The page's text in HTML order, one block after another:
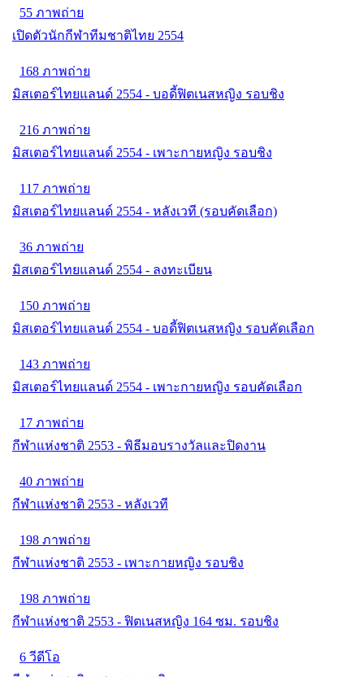
55 ภาพถ่าย
เปิดตัวนักกีฬาทีมชาติไทย 2554
168 ภาพถ่าย
มิสเตอร์ไทยแลนด์ 2554 - บอดี้ฟิตเนสหญิง รอบชิง
216 ภาพถ่าย
มิสเตอร์ไทยแลนด์ 2554 - เพาะกายหญิง รอบชิง
117 ภาพถ่าย
มิสเตอร์ไทยแลนด์ 2554 - หลังเวที (รอบคัดเลือก)
36 ภาพถ่าย
มิสเตอร์ไทยแลนด์ 2554 - ลงทะเบียน
150 ภาพถ่าย
มิสเตอร์ไทยแลนด์ 2554 - บอดี้ฟิตเนสหญิง รอบคัดเลือก
143 ภาพถ่าย
มิสเตอร์ไทยแลนด์ 2554 - เพาะกายหญิง รอบคัดเลือก
17 ภาพถ่าย
กีฬาแห่งชาติ 2553 - พิธีมอบรางวัลและปิดงาน
40 ภาพถ่าย
กีฬาแห่งชาติ 2553 - หลังเวที
198 ภาพถ่าย
กีฬาแห่งชาติ 2553 - เพาะกายหญิง รอบชิง
198 ภาพถ่าย
กีฬาแห่งชาติ 2553 - ฟิตเนสหญิง 164 ซม. รอบชิง
6 วีดีโอ